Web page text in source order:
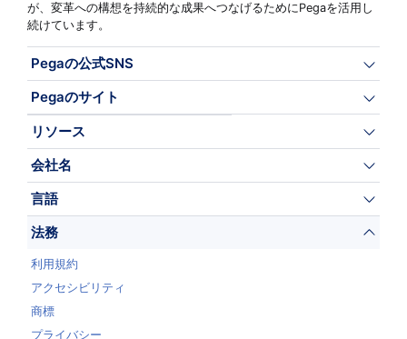
が、変革への構想を持続的な成果へつなげるためにPegaを活用し
続けています。
Pegaの公式SNS
Pegaのサイト
リソース
会社名
言語
法務
利用規約
アクセシビリティ
商標
プライバシー